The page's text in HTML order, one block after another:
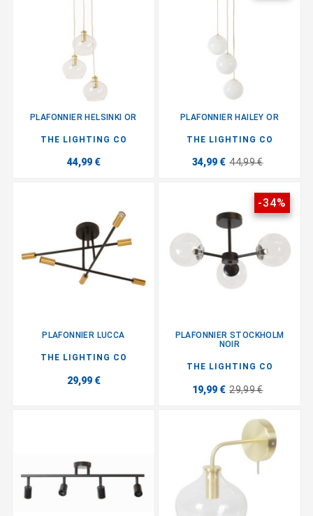
PLAFONNIER HELSINKI OR
THE LIGHTING CO
44,99 €
PLAFONNIER HAILEY OR
THE LIGHTING CO
34,99 € 44,99 €
PLAFONNIER LUCCA
THE LIGHTING CO
29,99 €
-34%
PLAFONNIER STOCKHOLM
NOIR
THE LIGHTING CO
19,99 € 29,99 €